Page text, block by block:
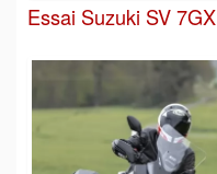
Essai Suzuki SV 7GX